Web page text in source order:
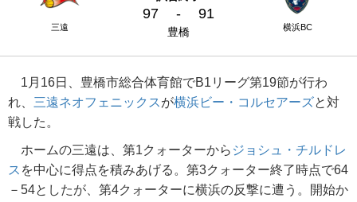
三遠
97 - 91
豊橋 横浜BC
1月16日、豊橋市総合体育館でB1リーグ第19節が行わ
れ、 三遠ネオフェニックスが横浜ビー・コルセアーズと対
戦した。
ホームの三遠は、第1クォーターから ジョシュ・チルドレ
ス を中心に得点を積みあげる。第3クォーター終了時点で64
－54としたが、第4クォーターに横浜の反撃に遭う。開始か